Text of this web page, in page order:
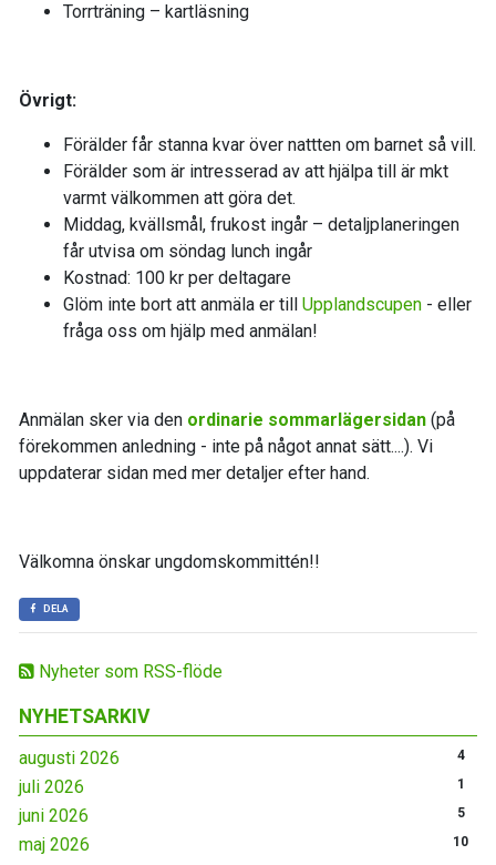
Nyheter som RSS-flöde
NYHETSARKIV
augusti 2026 4
juli 2026 1
juni 2026 5
maj 2026 10
Torrträning – kartläsning
Övrigt:
Förälder får stanna kvar över nattten om barnet så vill.
Förälder som är intresserad av att hjälpa till är mkt
varmt välkommen att göra det.
Middag, kvällsmål, frukost ingår – detaljplaneringen
får utvisa om söndag lunch ingår
Kostnad: 100 kr per deltagare
Glöm inte bort att anmäla er till Upplandscupen - eller
fråga oss om hjälp med anmälan!
Anmälan sker via den ordinarie sommarlägersidan (på
förekommen anledning - inte på något annat sätt....). Vi
uppdaterar sidan med mer detaljer efter hand.
Välkomna önskar ungdomskommittén!!
DELA